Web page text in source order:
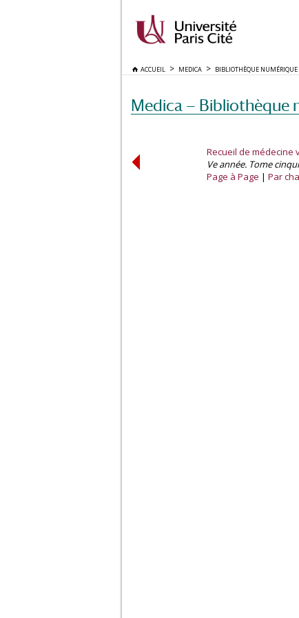
ACCUEIL MEDICA BIBLIOTHÈQUE NUMÉRIQUE
Medica — Bibliothèque
Recueil de médecine
Ve année. Tome
Page à Page
Par